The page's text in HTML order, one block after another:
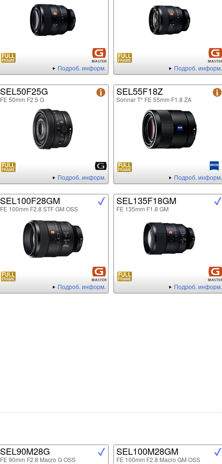
Подроб. информ. Подроб. информ.
SEL50F25G
FE 50mm F2.5 G
Подроб. информ.
SEL55F18Z
Sonnar T* FE 55mm F1.8 ZA
Подроб. информ.
SEL100F28GM
FE 100mm F2.8 STF GM OSS
Подроб. информ.
SEL135F18GM
FE 135mm F1.8 GM
Подроб. информ.
SEL90M28G
FE 90mm F2.8 Macro G OSS
SEL100M28GM
FE 100mm F2.8 Macro GM OSS